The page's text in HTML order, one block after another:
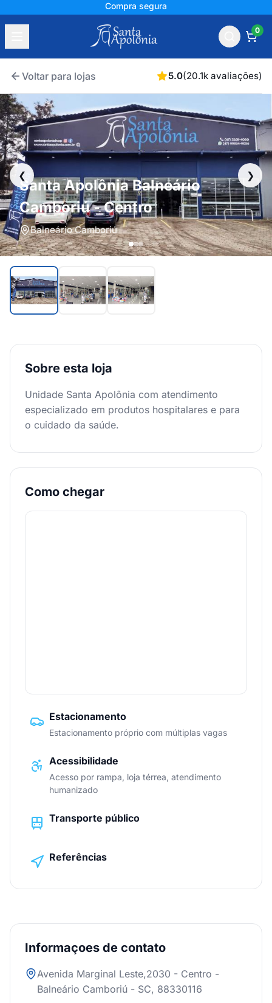
Compra segura
0
Voltar para lojas 5.0(20.1k avaliações)
❮ ❯
Santa Apolônia Balneário
Camboriú - Centro
Balneário Camboriú
Sobre esta loja
Unidade Santa Apolônia com atendimento
especializado em produtos hospitalares e para
o cuidado da saúde.
Como chegar
Estacionamento
Estacionamento próprio com múltiplas vagas
Acessibilidade
Acesso por rampa, loja térrea, atendimento
humanizado
Transporte público
Referências
Informaçoes de contato
Avenida Marginal Leste,2030 - Centro -
Balneário Camboriú - SC, 88330116